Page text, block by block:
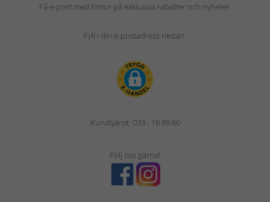
Få e-post med förtur på exklusiva rabatter och nyheter.
Fyll i din e-postadress nedan.
Kundtjänst: 033 - 16 99 60
Följ oss gärna!